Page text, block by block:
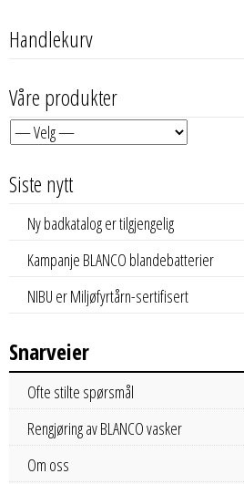
Handlekurv
Våre produkter
Siste nytt
Ny badkatalog er tilgjengelig
Kampanje BLANCO blandebatterier
NIBU er Miljøfyrtårn-sertifisert
Snarveier
Ofte stilte spørsmål
Rengjøring av BLANCO vasker
Om oss